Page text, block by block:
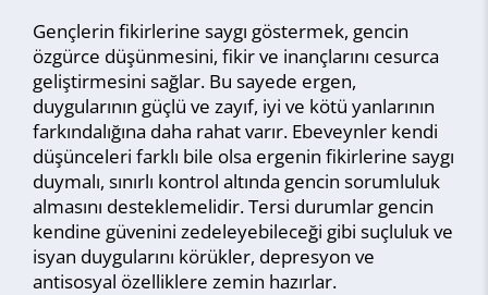
Gençlerin fikirlerine saygı göstermek, gencin
özgürce düşünmesini, fikir ve inançlarını cesurca
geliştirmesini sağlar. Bu sayede ergen,
duygularının güçlü ve zayıf, iyi ve kötü yanlarının
farkındalığına daha rahat varır. Ebeveynler kendi
düşünceleri farklı bile olsa ergenin fikirlerine saygı
duymalı, sınırlı kontrol altında gencin sorumluluk
almasını desteklemelidir. Tersi durumlar gencin
kendine güvenini zedeleyebileceği gibi suçluluk ve
isyan duygularını körükler, depresyon ve
antisosyal özelliklere zemin hazırlar.